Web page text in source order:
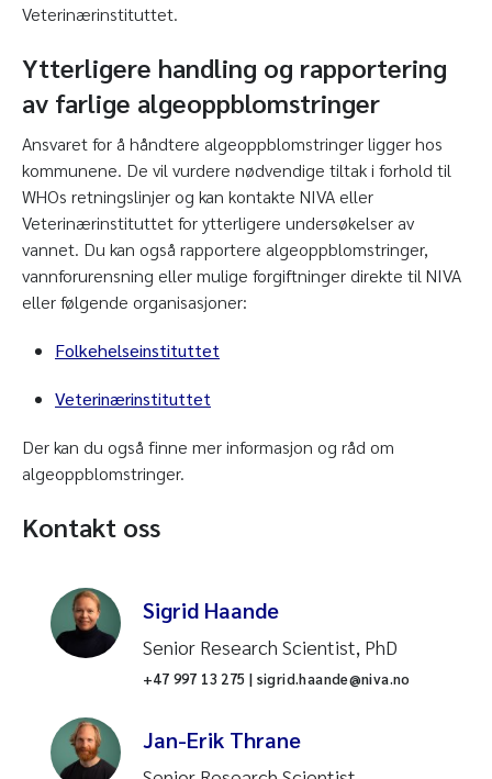
Veterinærinstituttet.
Ytterligere handling og rapportering
av farlige algeoppblomstringer
Ansvaret for å håndtere algeoppblomstringer ligger hos
kommunene. De vil vurdere nødvendige tiltak i forhold til
WHOs retningslinjer og kan kontakte NIVA eller
Veterinærinstituttet for ytterligere undersøkelser av
vannet. Du kan også rapportere algeoppblomstringer,
vannforurensning eller mulige forgiftninger direkte til NIVA
eller følgende organisasjoner:
Folkehelseinstituttet
Veterinærinstituttet
Der kan du også finne mer informasjon og råd om
algeoppblomstringer.
Kontakt oss
Sigrid Haande
Senior Research Scientist, PhD
+47 997 13 275 | sigrid.haande@niva.no
Jan-Erik Thrane